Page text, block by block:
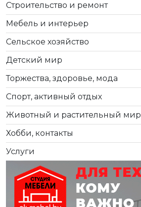
Строительство и ремонт
Мебель и интерьер
Сельское хозяйство
Детский мир
Торжества, здоровье, мода
Спорт, активный отдых
Животный и растительный мир
Хобби, контакты
Услуги